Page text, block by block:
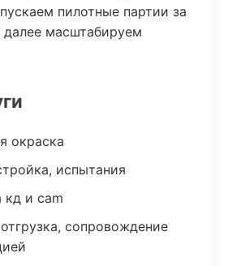
пилотные партии за
масштабируем
окраска
испытания
кд и cam
сопровождение